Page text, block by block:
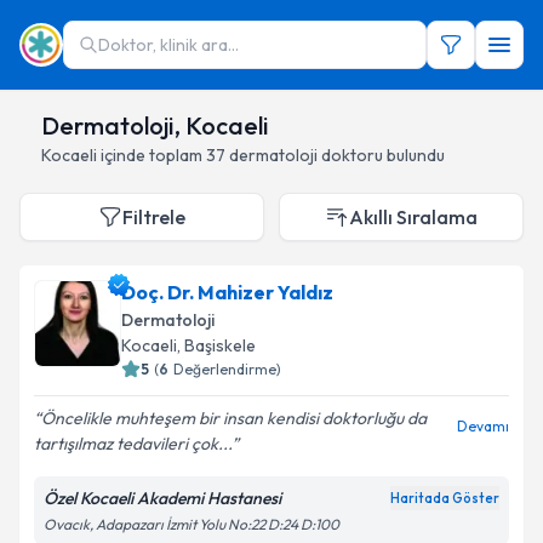
Doktor, klinik ara...
Dermatoloji, Kocaeli
Kocaeli içinde toplam 37 dermatoloji doktoru bulundu
Filtrele Akıllı Sıralama
Doç. Dr. Mahizer Yaldız
Dermatoloji
Kocaeli, Başiskele
5 (6 Değerlendirme)
Öncelikle muhteşem bir insan kendisi doktorluğu da
tartışılmaz tedavileri çok...
Devamı
Özel Kocaeli Akademi Hastanesi Haritada Göster
Ovacık, Adapazarı İzmit Yolu No:22 D:24 D:100